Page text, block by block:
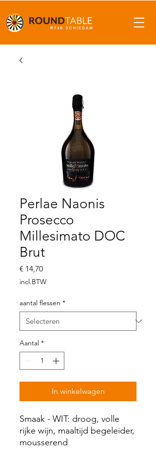
Perlae Naonis
Prosecco
Millesimato DOC
Brut
€ 14,70Prijs
incl.BTW
aantal flessen *
Aantal *
In winkelwagen
Smaak - WIT: droog, volle
rijke wijn, maaltijd begeleider,
mousserend